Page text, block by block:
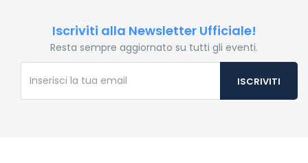
Iscriviti alla Newsletter Ufficiale!
Resta sempre aggiornato su tutti gli eventi.